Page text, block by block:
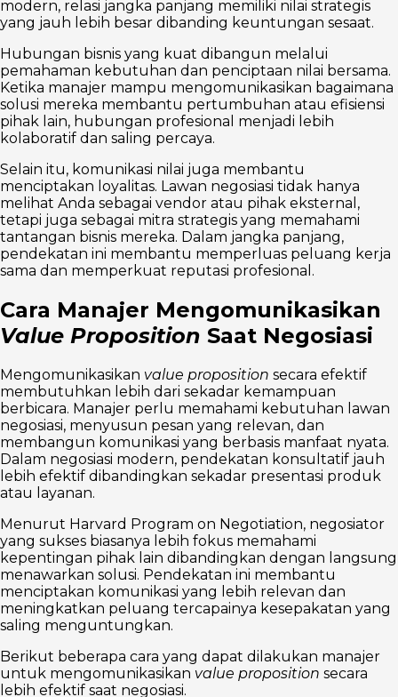
modern, relasi jangka panjang memiliki nilai strategis
yang jauh lebih besar dibanding keuntungan sesaat.
Hubungan bisnis yang kuat dibangun melalui
pemahaman kebutuhan dan penciptaan nilai bersama.
Ketika manajer mampu mengomunikasikan bagaimana
solusi mereka membantu pertumbuhan atau efisiensi
pihak lain, hubungan profesional menjadi lebih
kolaboratif dan saling percaya.
Selain itu, komunikasi nilai juga membantu
menciptakan loyalitas. Lawan negosiasi tidak hanya
melihat Anda sebagai vendor atau pihak eksternal,
tetapi juga sebagai mitra strategis yang memahami
tantangan bisnis mereka. Dalam jangka panjang,
pendekatan ini membantu memperluas peluang kerja
sama dan memperkuat reputasi profesional.
Cara Manajer Mengomunikasikan
Value Proposition Saat Negosiasi
Mengomunikasikan value proposition secara efektif
membutuhkan lebih dari sekadar kemampuan
berbicara. Manajer perlu memahami kebutuhan lawan
negosiasi, menyusun pesan yang relevan, dan
membangun komunikasi yang berbasis manfaat nyata.
Dalam negosiasi modern, pendekatan konsultatif jauh
lebih efektif dibandingkan sekadar presentasi produk
atau layanan.
Menurut Harvard Program on Negotiation, negosiator
yang sukses biasanya lebih fokus memahami
kepentingan pihak lain dibandingkan dengan langsung
menawarkan solusi. Pendekatan ini membantu
menciptakan komunikasi yang lebih relevan dan
meningkatkan peluang tercapainya kesepakatan yang
saling menguntungkan.
Berikut beberapa cara yang dapat dilakukan manajer
untuk mengomunikasikan value proposition secara
lebih efektif saat negosiasi.